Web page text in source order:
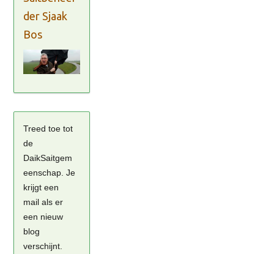
der Sjaak
Bos
Treed toe tot
de
DaikSaitgem
eenschap. Je
krijgt een
mail als er
een nieuw
blog
verschijnt.